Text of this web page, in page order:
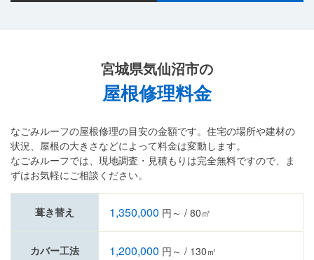
宮城県気仙沼市の
屋根修理料金
なごみルーフの屋根修理の目安の金額です。住宅の場所や建材の
状況、屋根の大きさなどによって料金は変動します。
なごみルーフでは、現地調査・見積もりは完全無料ですので、ま
ずはお気軽にご相談ください。
葺き替え 1,350,000 円～ / 80㎡
カバー工法 1,200,000 円～ / 130㎡